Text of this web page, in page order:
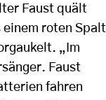
Faust quält
einem roten Spalt
„Im
Faust
fahren